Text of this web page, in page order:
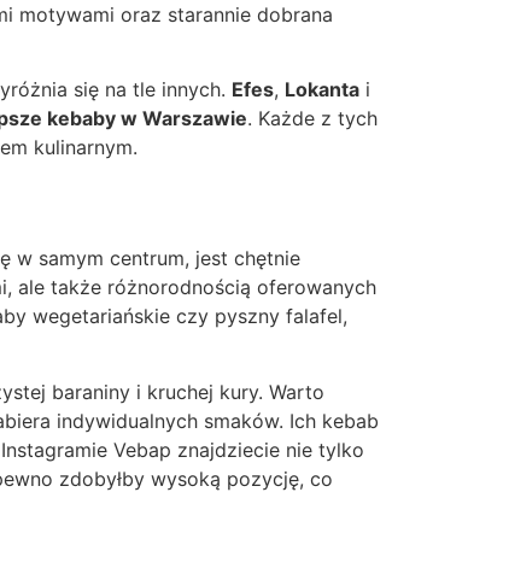
motywami oraz starannie dobrana
się na tle innych. Efes, Lokanta i
kebaby w Warszawie. Każde z tych
kulinarnym.
w samym centrum, jest chętnie
ale także różnorodnością oferowanych
wegetariańskie czy pyszny falafel,
baraniny i kruchej kury. Warto
indywidualnych smaków. Ich kebab
Vebap znajdziecie nie tylko
zdobyłby wysoką pozycję, co